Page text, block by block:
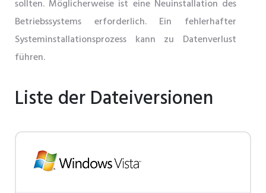
sollten. Möglicherweise ist eine Neuinstallation des
Betriebssystems erforderlich. Ein fehlerhafter
Systeminstallationsprozess kann zu Datenverlust
führen.
Liste der Dateiversionen